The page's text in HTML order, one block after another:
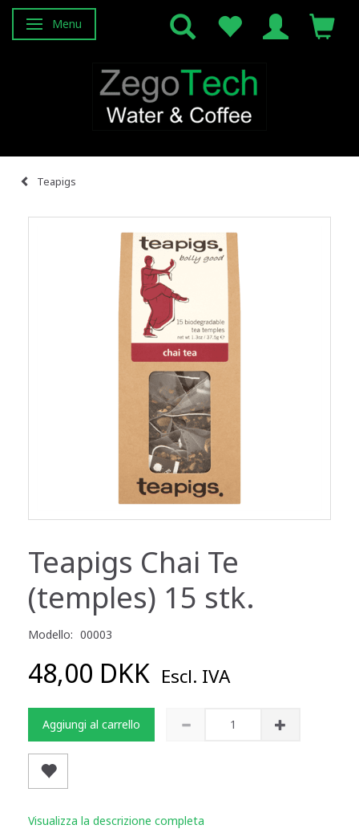
Attiva/disattiva navigazione
Menu
Teapigs
Teapigs Chai Te
(temples) 15 stk.
Modello: 00003
48,00 DKK Escl. IVA
Aggiungi al carrello
Visualizza la descrizione completa